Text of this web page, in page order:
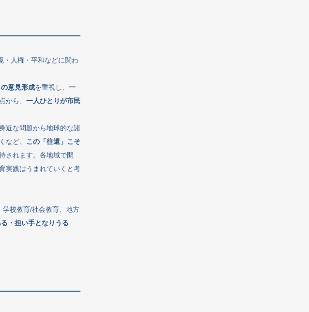
・人権・平和などに関わ
意見形成を重視し、 一
から、 一人ひとりが市民
近な問題から地球的な諸
など、 この「往還」こそ
されます。各地域で開
実践はうまれていくと考
校教育/社会教育、地方
・担い手となりうる